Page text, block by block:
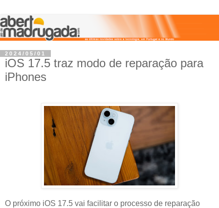
2024/05/01
iOS 17.5 traz modo de reparação para
iPhones
O próximo iOS 17.5 vai facilitar o processo de reparação